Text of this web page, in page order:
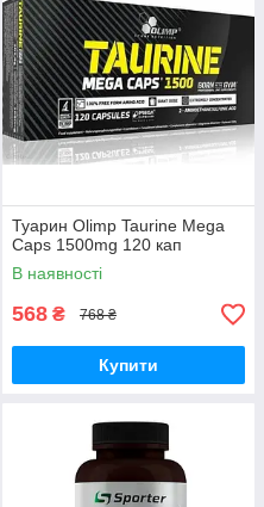
Туарин Olimp Taurine Mega
Caps 1500mg 120 кап
В наявності
568 ₴ 768 ₴
Купити